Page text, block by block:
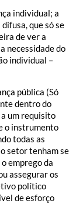
individual; a
que só se
de ver a
necessidade do
individual –
pública (Só
dentro do
um requisito
o instrumento
todas as
setor tenham se
emprego da
assegurar os
político
de esforço